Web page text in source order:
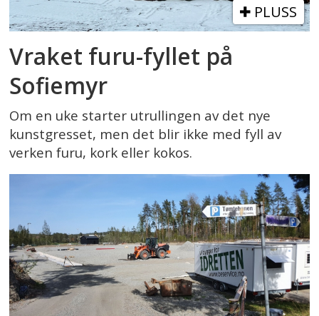
PLUSS
Vraket furu-fyllet på
Sofiemyr
Om en uke starter utrullingen av det nye
kunstgresset, men det blir ikke med fyll av
verken furu, kork eller kokos.